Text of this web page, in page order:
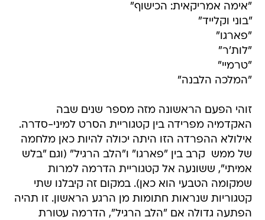
"אימה אמריקאית: הכישוף"
"בוני וקלייד"
"פארגו"
"לות'ר"
"טרמיי"
"המלכה הלבנה"
זוהי הפעם הראשונה מזה מספר שנים שבה
האקדמיה מפרידה בין קטגוריית הסרט למיני-סדרה.
אילולא ההפרדה הזו היתה יכולה להיות כאן מלחמה
של ממש  קרב בין "פארגו" ו"הלב הרגיל" (וגם "בלש
אמיתי", ששונעה אל קטגוריית הדרמה למרות
שמקומה הטבעי הוא כאן). במקום זה קיבלנו שתי
קטגוריות שנראות חתומות מן הרגע הראשון. זו תהיה
הפתעה גדולה אם "הלב הרגיל", הדרמה עטורת